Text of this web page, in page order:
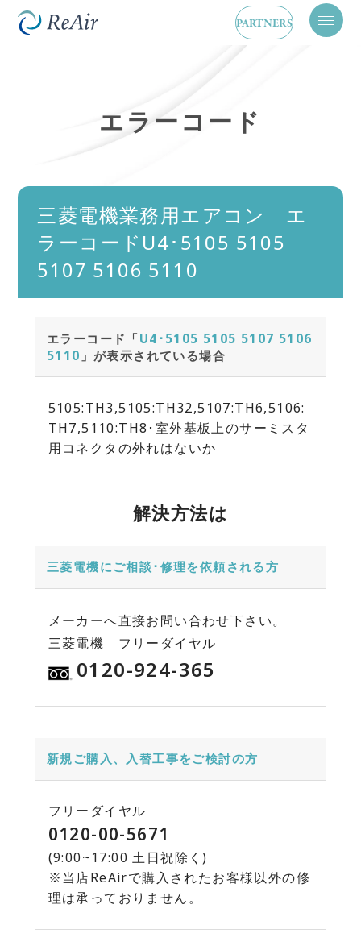
PARTNERS
メ
ニ
エラーコード
三菱電機業務用エアコン エ
ラーコードU4･5105 5105
5107 5106 5110
エラーコード「U4･5105 5105 5107 5106
5110 」が表示されている場合
5105:TH3,5105:TH32,5107:TH6,5106:
TH7,5110:TH8･室外基板上のサーミスタ
用コネクタの外れはないか
解決方法は
三菱電機にご相談･修理を依頼される方
メーカーへ直接お問い合わせ下さい。
三菱電機 フリーダイヤル
0120-924-365
新規ご購入、入替工事をご検討の方
フリーダイヤル
0120-00-5671
(9:00~17:00 土日祝除く)
※当店ReAirで購入されたお客様以外の修
理は承っておりません。